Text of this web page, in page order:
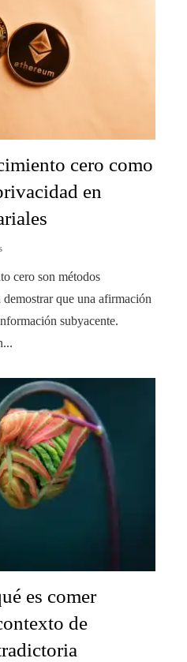
cero como
en
cero son métodos
que una afirmación
subyacente.
es comer
de